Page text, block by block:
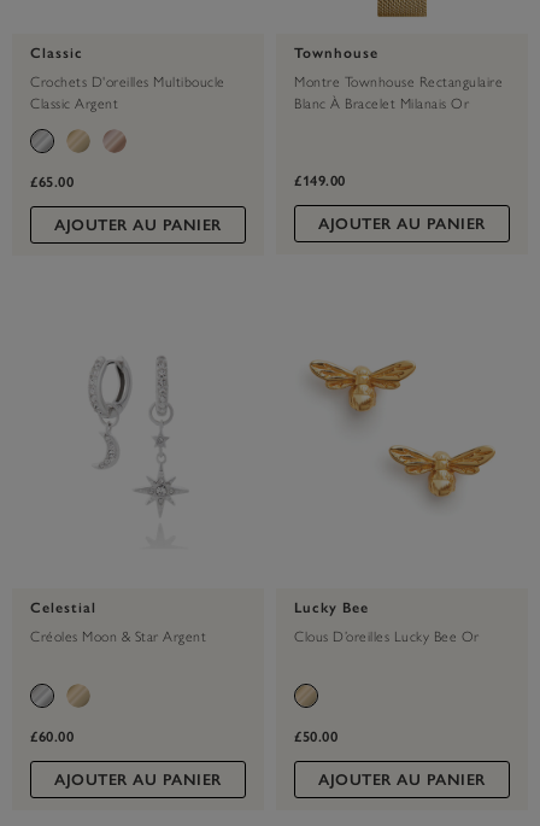
Classic
Crochets D'oreilles Multiboucle
Classic Argent
£65.00
AJOUTER AU PANIER
Townhouse
Montre Townhouse Rectangulaire
Blanc À Bracelet Milanais Or
£149.00
AJOUTER AU PANIER
Celestial
Créoles Moon & Star Argent
£60.00
AJOUTER AU PANIER
Lucky Bee
Clous D’oreilles Lucky Bee Or
£50.00
AJOUTER AU PANIER